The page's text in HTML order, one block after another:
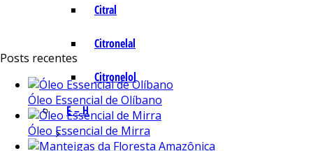
Citral
Citronelal
Citronelol
E – H
Posts recentes
Óleo Essencial de Olíbano
Óleo Essencial de Mirra